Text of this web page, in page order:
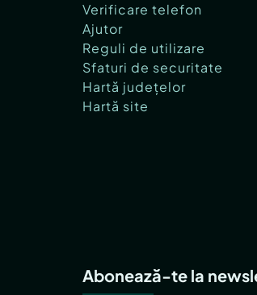
Verificare telefon
Ajutor
Reguli de utilizare
Sfaturi de securitate
Hartă județelor
Hartă site
Abonează-te la